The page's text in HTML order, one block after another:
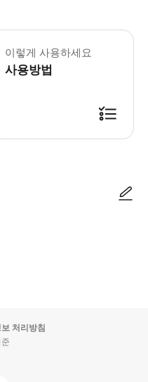
원 내 개화 시기는 기상 상황에 따
이렇게 사용하세요
사용방법
처리방침